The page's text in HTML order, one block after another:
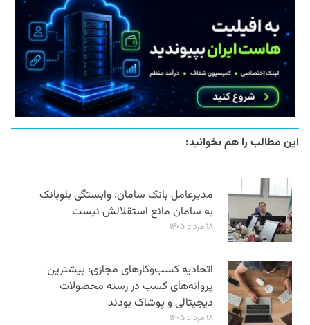
این مطالب را هم بخوانید:
مدیرعامل بانک سامان: وابستگی بلوبانک
به سامان مانع استقلالش نیست
۱۸ مرداد ۱۴۰۵
اتحادیه کسب‌وکارهای مجازی: بیشترین
پروانه‌های کسب در رسته محصولات
دیجیتالی و پوشاک بودند
۱۸ مرداد ۱۴۰۵